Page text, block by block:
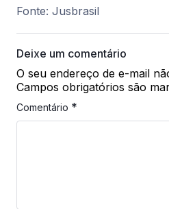
Fonte: Jusbrasil
Deixe um comentário
O seu endereço de e-mail
Campos obrigatórios são
Comentário *